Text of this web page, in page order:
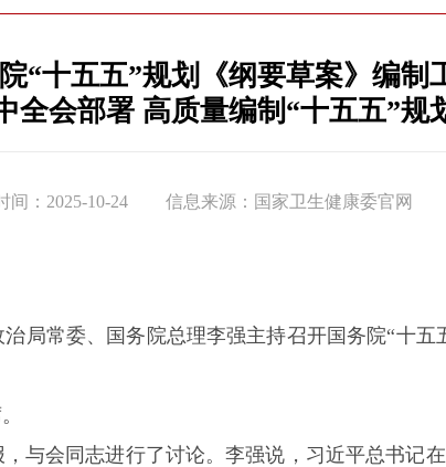
“十五五”规划《纲要草案》编制
全会部署 高质量编制“十五五”规
间：2025-10-24 信息来源：国家卫生健康委官网
局常委、国务院总理李强主持召开国务院“十五
与会同志进行了讨论。李强说，习近平总书记